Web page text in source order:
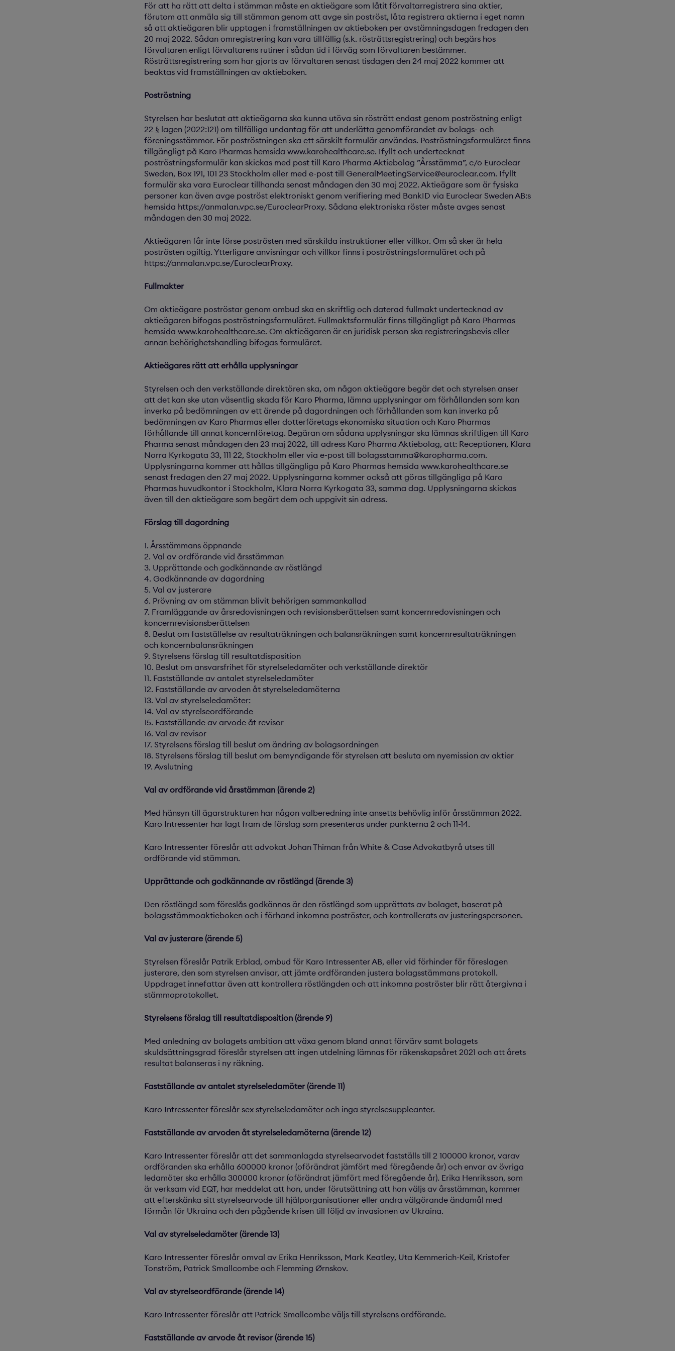
För att ha rätt att delta i stämman måste en aktieägare som låtit förvaltarregistrera sina aktier,
förutom att anmäla sig till stämman genom att avge sin poströst, låta registrera aktierna i eget namn
så att aktieägaren blir upptagen i framställningen av aktieboken per avstämningsdagen fredagen den
20 maj 2022. Sådan omregistrering kan vara tillfällig (s.k. rösträttsregistrering) och begärs hos
förvaltaren enligt förvaltarens rutiner i sådan tid i förväg som förvaltaren bestämmer.
Rösträttsregistrering som har gjorts av förvaltaren senast tisdagen den 24 maj 2022 kommer att
beaktas vid framställningen av aktieboken.
Poströstning
Styrelsen har beslutat att aktieägarna ska kunna utöva sin rösträtt endast genom poströstning enligt
22 § lagen (2022:121) om tillfälliga undantag för att underlätta genomförandet av bolags- och
föreningsstämmor. För poströstningen ska ett särskilt formulär användas. Poströstningsformuläret finns
tillgängligt på Karo Pharmas hemsida www.karohealthcare.se. Ifyllt och undertecknat
poströstningsformulär kan skickas med post till Karo Pharma Aktiebolag ”Årsstämma”, c/o Euroclear
Sweden, Box 191, 101 23 Stockholm eller med e-post till GeneralMeetingService@euroclear.com. Ifyllt
formulär ska vara Euroclear tillhanda senast måndagen den 30 maj 2022. Aktieägare som är fysiska
personer kan även avge poströst elektroniskt genom verifiering med BankID via Euroclear Sweden AB:s
hemsida https://anmalan.vpc.se/EuroclearProxy. Sådana elektroniska röster måste avges senast
måndagen den 30 maj 2022.
Aktieägaren får inte förse poströsten med särskilda instruktioner eller villkor. Om så sker är hela
poströsten ogiltig. Ytterligare anvisningar och villkor finns i poströstningsformuläret och på
https://anmalan.vpc.se/EuroclearProxy.
Fullmakter
Om aktieägare poströstar genom ombud ska en skriftlig och daterad fullmakt undertecknad av
aktieägaren bifogas poströstningsformuläret. Fullmaktsformulär finns tillgängligt på Karo Pharmas
hemsida www.karohealthcare.se. Om aktieägaren är en juridisk person ska registreringsbevis eller
annan behörighetshandling bifogas formuläret.
Aktieägares rätt att erhålla upplysningar
Styrelsen och den verkställande direktören ska, om någon aktieägare begär det och styrelsen anser
att det kan ske utan väsentlig skada för Karo Pharma, lämna upplysningar om förhållanden som kan
inverka på bedömningen av ett ärende på dagordningen och förhållanden som kan inverka på
bedömningen av Karo Pharmas eller dotterföretags ekonomiska situation och Karo Pharmas
förhållande till annat koncernföretag. Begäran om sådana upplysningar ska lämnas skriftligen till Karo
Pharma senast måndagen den 23 maj 2022, till adress Karo Pharma Aktiebolag, att: Receptionen, Klara
Norra Kyrkogata 33, 111 22, Stockholm eller via e-post till bolagsstamma@karopharma.com.
Upplysningarna kommer att hållas tillgängliga på Karo Pharmas hemsida www.karohealthcare.se
senast fredagen den 27 maj 2022. Upplysningarna kommer också att göras tillgängliga på Karo
Pharmas huvudkontor i Stockholm, Klara Norra Kyrkogata 33, samma dag. Upplysningarna skickas
även till den aktieägare som begärt dem och uppgivit sin adress.
Förslag till dagordning
1. Årsstämmans öppnande
2. Val av ordförande vid årsstämman
3. Upprättande och godkännande av röstlängd
4. Godkännande av dagordning
5. Val av justerare
6. Prövning av om stämman blivit behörigen sammankallad
7. Framläggande av årsredovisningen och revisionsberättelsen samt koncernredovisningen och
koncernrevisionsberättelsen
8. Beslut om fastställelse av resultaträkningen och balansräkningen samt koncernresultaträkningen
och koncernbalansräkningen
9. Styrelsens förslag till resultatdisposition
10. Beslut om ansvarsfrihet för styrelseledamöter och verkställande direktör
11. Fastställande av antalet styrelseledamöter
12. Fastställande av arvoden åt styrelseledamöterna
13. Val av styrelseledamöter:
14. Val av styrelseordförande
15. Fastställande av arvode åt revisor
16. Val av revisor
17. Styrelsens förslag till beslut om ändring av bolagsordningen
18. Styrelsens förslag till beslut om bemyndigande för styrelsen att besluta om nyemission av aktier
19. Avslutning
Val av ordförande vid årsstämman (ärende 2)
Med hänsyn till ägarstrukturen har någon valberedning inte ansetts behövlig inför årsstämman 2022.
Karo Intressenter har lagt fram de förslag som presenteras under punkterna 2 och 11-14.
Karo Intressenter föreslår att advokat Johan Thiman från White & Case Advokatbyrå utses till
ordförande vid stämman.
Upprättande och godkännande av röstlängd (ärende 3)
Den röstlängd som föreslås godkännas är den röstlängd som upprättats av bolaget, baserat på
bolagsstämmoaktieboken och i förhand inkomna poströster, och kontrollerats av justeringspersonen.
Val av justerare (ärende 5)
Styrelsen föreslår Patrik Erblad, ombud för Karo Intressenter AB, eller vid förhinder för föreslagen
justerare, den som styrelsen anvisar, att jämte ordföranden justera bolagsstämmans protokoll.
Uppdraget innefattar även att kontrollera röstlängden och att inkomna poströster blir rätt återgivna i
stämmoprotokollet.
Styrelsens förslag till resultatdisposition (ärende 9)
Med anledning av bolagets ambition att växa genom bland annat förvärv samt bolagets
skuldsättningsgrad föreslår styrelsen att ingen utdelning lämnas för räkenskapsåret 2021 och att årets
resultat balanseras i ny räkning.
Fastställande av antalet styrelseledamöter (ärende 11)
Karo Intressenter föreslår sex styrelseledamöter och inga styrelsesuppleanter.
Fastställande av arvoden åt styrelseledamöterna (ärende 12)
Karo Intressenter föreslår att det sammanlagda styrelsearvodet fastställs till 2 100000 kronor, varav
ordföranden ska erhålla 600000 kronor (oförändrat jämfört med föregående år) och envar av övriga
ledamöter ska erhålla 300000 kronor (oförändrat jämfört med föregående år). Erika Henriksson, som
är verksam vid EQT, har meddelat att hon, under förutsättning att hon väljs av årsstämman, kommer
att efterskänka sitt styrelsearvode till hjälporganisationer eller andra välgörande ändamål med
förmån för Ukraina och den pågående krisen till följd av invasionen av Ukraina.
Val av styrelseledamöter (ärende 13)
Karo Intressenter föreslår omval av Erika Henriksson, Mark Keatley, Uta Kemmerich-Keil, Kristofer
Tonström, Patrick Smallcombe och Flemming Ørnskov.
Val av styrelseordförande (ärende 14)
Karo Intressenter föreslår att Patrick Smallcombe väljs till styrelsens ordförande.
Fastställande av arvode åt revisor (ärende 15)